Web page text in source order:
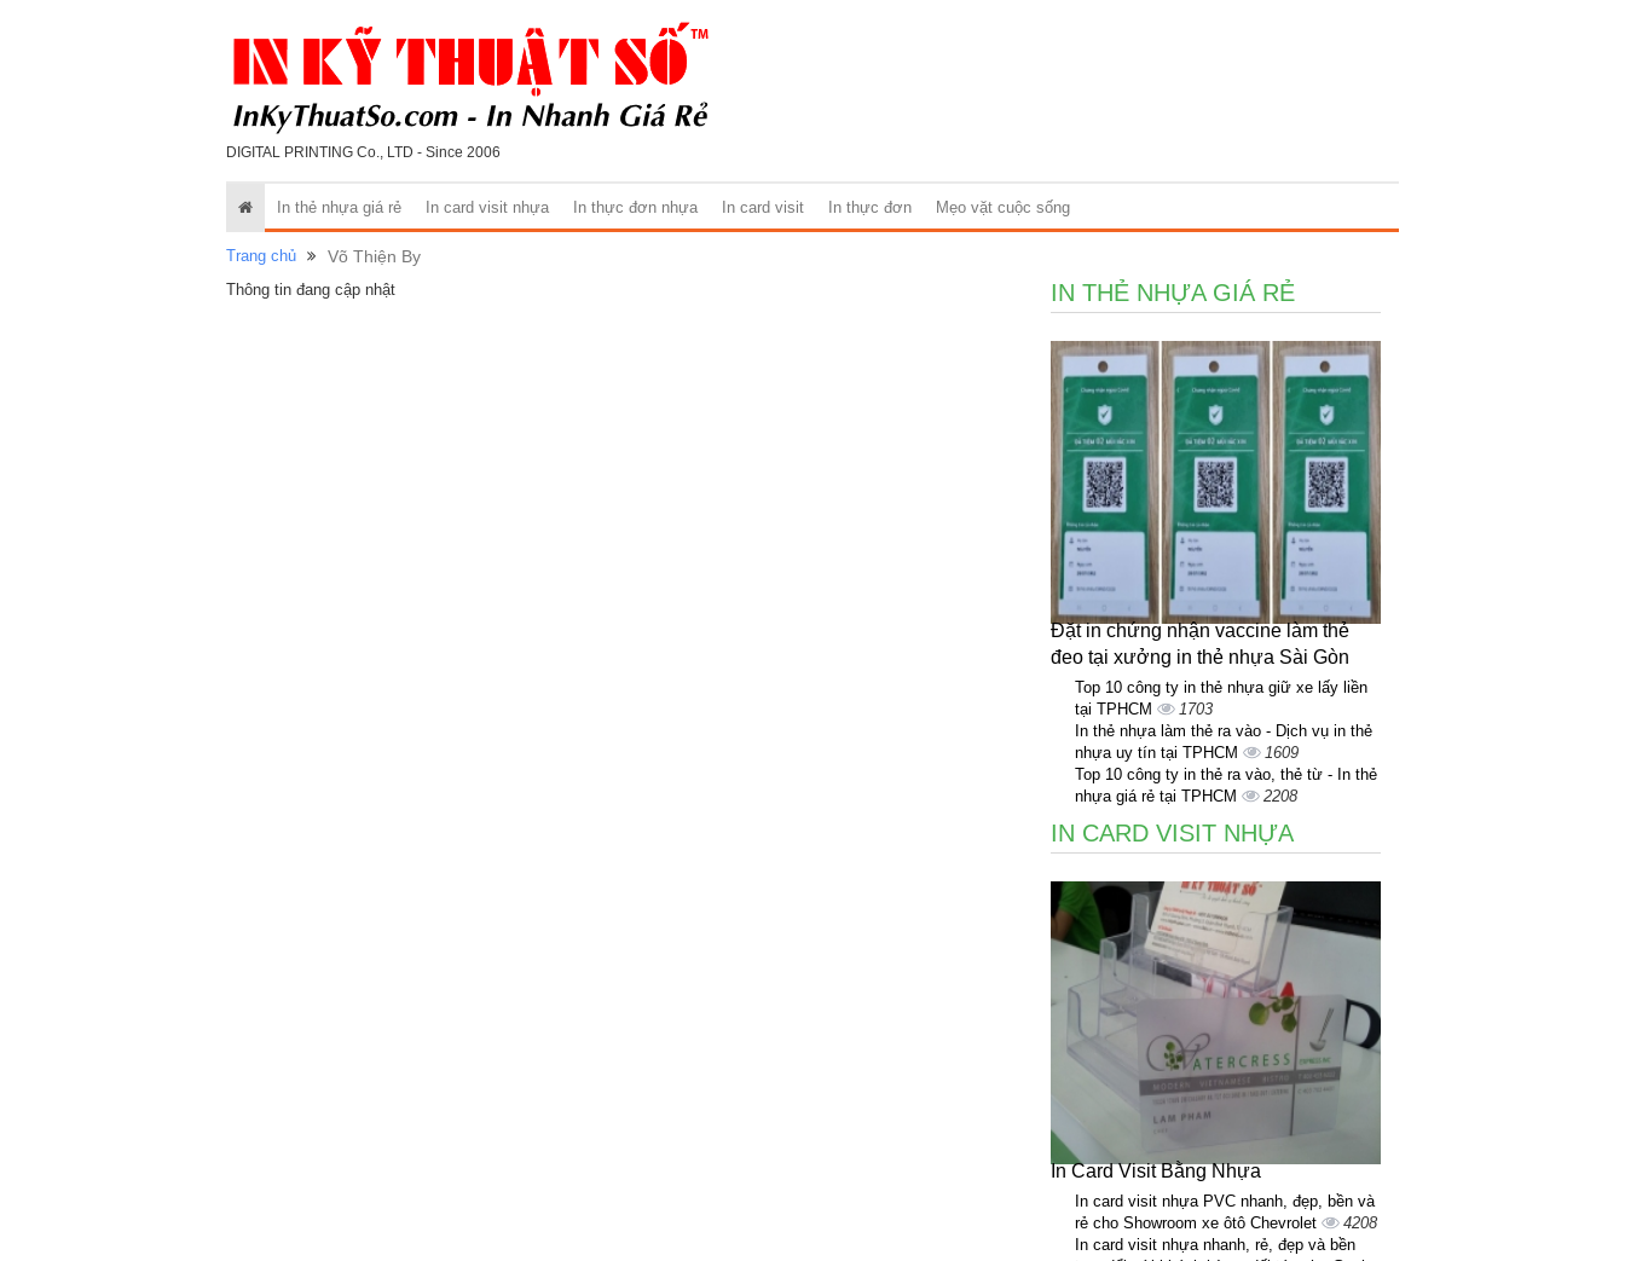
DIGITAL PRINTING Co., LTD - Since 2006
In thẻ nhựa giá rẻ In card visit nhựa In thực đơn nhựa In card visit In thực đơn Mẹo vặt cuộc sống
Trang chủ Võ Thiện By
Thông tin đang cập nhật IN THẺ NHỰA GIÁ RẺ
Đặt in chứng nhận vaccine làm thẻ
đeo tại xưởng in thẻ nhựa Sài Gòn
Top 10 công ty in thẻ nhựa giữ xe lấy liền
tại TPHCM
1703
In thẻ nhựa làm thẻ ra vào - Dịch vụ in thẻ
nhựa uy tín tại TPHCM
1609
Top 10 công ty in thẻ ra vào, thẻ từ - In thẻ
nhựa giá rẻ tại TPHCM
2208
IN CARD VISIT NHỰA
In Card Visit Bằng Nhựa
In card visit nhựa PVC nhanh, đẹp, bền và
rẻ cho Showroom xe ôtô Chevrolet
4208
In card visit nhựa nhanh, rẻ, đẹp và bền